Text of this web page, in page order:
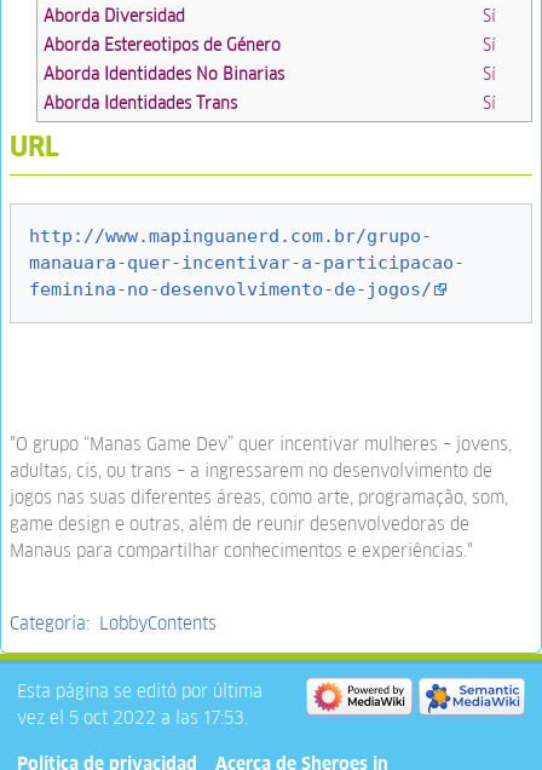
Aborda Diversidad
Sí
Aborda Estereotipos de Género
Sí
Aborda Identidades No Binarias
Sí
Aborda Identidades Trans
Sí
URL
http://www.mapinguanerd.com.br/grupo-
manauara-quer-incentivar-a-participacao-
feminina-no-desenvolvimento-de-jogos/
"O grupo “Manas Game Dev” quer incentivar mulheres – jovens,
adultas, cis, ou trans – a ingressarem no desenvolvimento de
jogos nas suas diferentes áreas, como arte, programação, som,
game design e outras, além de reunir desenvolvedoras de
Manaus para compartilhar conhecimentos e experiências."
Categoría: LobbyContents
Esta página se editó por última
vez el 5 oct 2022 a las 17:53.
Política de privacidad
Acerca de Sheroes in